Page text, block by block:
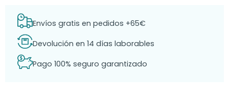
Envíos gratis en pedidos +65€
Devolución en 14 días laborables
Pago 100% seguro garantizado